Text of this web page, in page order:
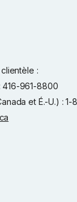
:
416-961-8800
et É.-U.) :